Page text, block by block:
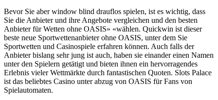
Bevor Sie aber window blind drauflos spielen, ist es wichtig, dass
Sie die Anbieter und ihre Angebote vergleichen und den besten
Anbieter für Wetten ohne OASIS» «wählen. Quickwin ist dieser
beste neue Sportwettenanbieter ohne OASIS, unter dem Sie
Sportwetten und Casinospiele erfahren können. Auch falls der
Anbieter bislang sehr jung ist auch, haben sie einander einen Namen
unter den Spielern getätigt und bieten ihnen ein hervorragendes
Erlebnis vieler Wettmärkte durch fantastischen Quoten. Slots Palace
ist das beliebtes Casino unter abzug von OASIS für Fans von
Spielautomaten.